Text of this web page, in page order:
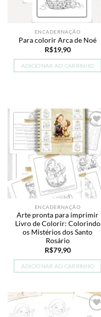
ENCADERNAÇÃO
Para colorir Arca de Noé
R$19,90
ADICIONAR AO CARRINHO
Add to
wishlist
ENCADERNAÇÃO
Arte pronta para imprimir
Livro de Colorir: Colorindo
os Mistérios dos Santo
Rosário
R$79,90
ADICIONAR AO CARRINHO